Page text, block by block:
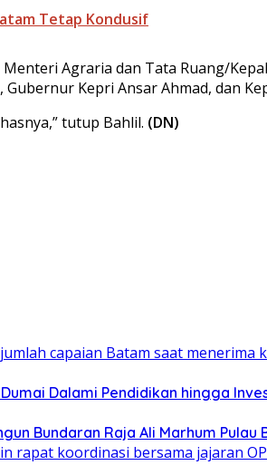
Tetap Kondusif
Agraria dan Tata Ruang/
Kepri Ansar Ahmad, dan
tutup Bahlil. (DN)
Dalami Pendidikan hingga
Bundaran Raja Ali Marhum Pulau